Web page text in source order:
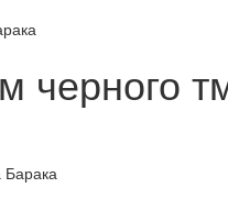
черного